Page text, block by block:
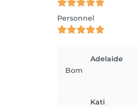
Personnel
Adelaide
Bom
Kati